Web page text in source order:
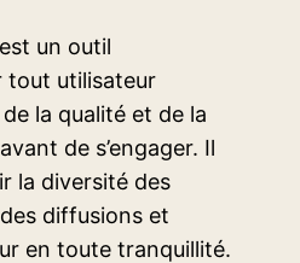
un outil
tout utilisateur
la qualité et de la
de s’engager. Il
la diversité des
diffusions et
en toute tranquillité.